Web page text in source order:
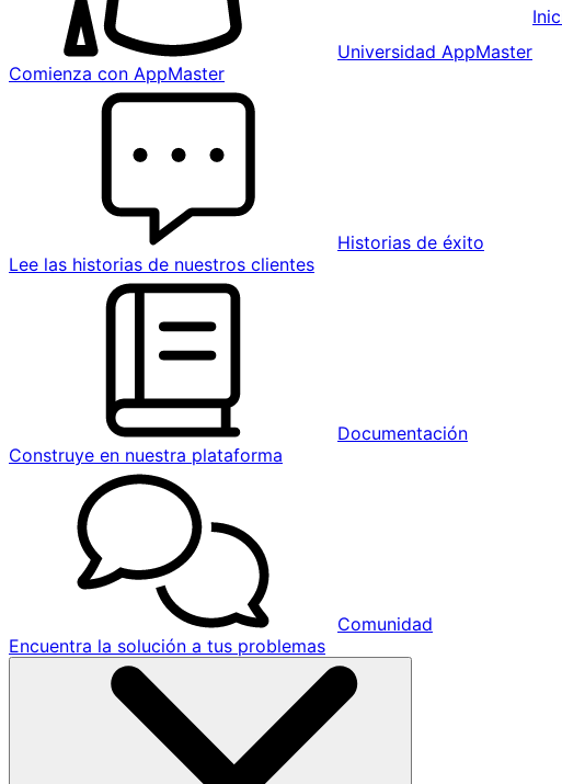
Universidad AppMaster
Comienza con AppMaster
Historias de éxito
Lee las historias de nuestros clientes
Documentación
Construye en nuestra plataforma
Comunidad
Encuentra la solución a tus problemas